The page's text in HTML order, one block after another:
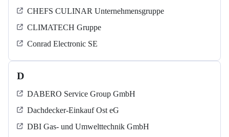
CHEFS CULINAR Unternehmensgruppe
CLIMATECH Gruppe
Conrad Electronic SE
D
DABERO Service Group GmbH
Dachdecker-Einkauf Ost eG
DBI Gas- und Umwelttechnik GmbH